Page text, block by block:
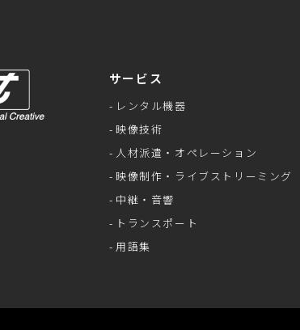
サービス
レンタル機器
映像技術
人材派遣・オペレーション
映像制作・ライブストリーミング
中継・音響
トランスポート
用語集